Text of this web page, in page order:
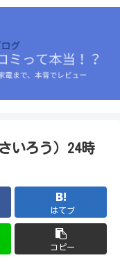
いろう）24時
はてブ
コピー